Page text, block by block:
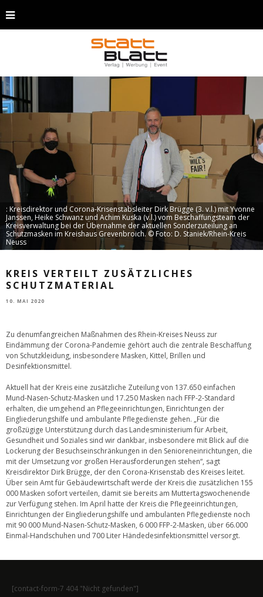
: Kreisdirektor und Corona-Krisenstabsleiter Dirk Brügge (3. v.l.) mit Yvonne
Janssen, Heike Schwanz und Achim Kuska (v.l.) vom Beschaffungsteam der
Kreisverwaltung bei der Übernahme der aktuellen Sonderzuteilung an
Schutzmasken im Kreishaus Grevenbroich. © Foto: D. Staniek/Rhein-Kreis
Neuss
KREIS VERTEILT ZUSÄTZLICHES
SCHUTZMATERIAL
10. MAI 2020
Zu denumfangreichen Maßnahmen des Rhein-Kreises Neuss zur
Eindämmung der Corona-Pandemie gehört auch die zentrale Beschaffung
von Schutzkleidung, insbesondere Masken, Kittel, Brillen und
Desinfektionsmittel.
Aktuell hat der Kreis eine zusätzliche Zuteilung von 137.650 einfachen
Mund-Nasen-Schutz-Masken und 17.250 Masken nach FFP-2-Standard
erhalten, die umgehend an Pflegeeinrichtungen, Einrichtungen der
Eingliederungshilfe und ambulante Pflegedienste gehen. „Für die
großzügige Unterstützung durch das Landesministerium für Arbeit,
Gesundheit und Soziales sind wir dankbar, insbesondere mit Blick auf die
Lockerung der Besuchseinschränkungen in den Senioreneinrichtungen, die
mit der Umsetzung vor großen Herausforderungen stehen“, sagt
Kreisdirektor Dirk Brügge, der den Corona-Krisenstab des Kreises leitet.
Über sein Amt für Gebäudewirtschaft werde der Kreis die zusätzlichen 155
000 Masken sofort verteilen, damit sie bereits am Muttertagswochenende
zur Verfügung stehen. Im April hatte der Kreis die Pflegeeinrichtungen,
Einrichtungen der Eingliederungshilfe und ambulanten Pflegedienste noch
mit 90 000 Mund-Nasen-Schutz-Masken, 6 000 FFP-2-Masken, über 66.000
Einmal-Handschuhen und 700 Liter Händedesinfektionsmittel versorgt.
[contact-form-7 404 "Nicht gefunden"]